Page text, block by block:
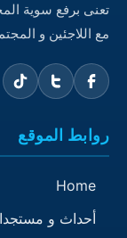
تعنى برفع سوية
مع اللاجئين و
روابط الموقع
Home
أحداث و